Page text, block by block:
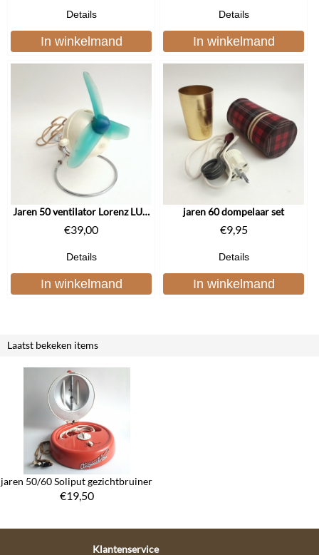
Details
In winkelmand
Details
In winkelmand
Jaren 50 ventilator Lorenz LU551
€39,00
Details
In winkelmand
jaren 60 dompelaar set
€9,95
Details
In winkelmand
Laatst bekeken items
jaren 50/60 Soliput gezichtbruiner
€19,50
Klantenservice